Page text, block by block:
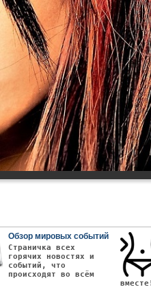
Обзор мировых событий
Страничка всех
горячих новостях и
событий, что
происходят во всём
вместе!